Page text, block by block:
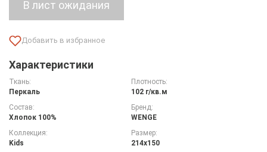
Характеристики
Ткань:
Перкаль
Плотность:
102 г/кв.м
Состав:
Хлопок 100%
Бренд:
WENGE
Коллекция:
Kids
Размер:
214х150